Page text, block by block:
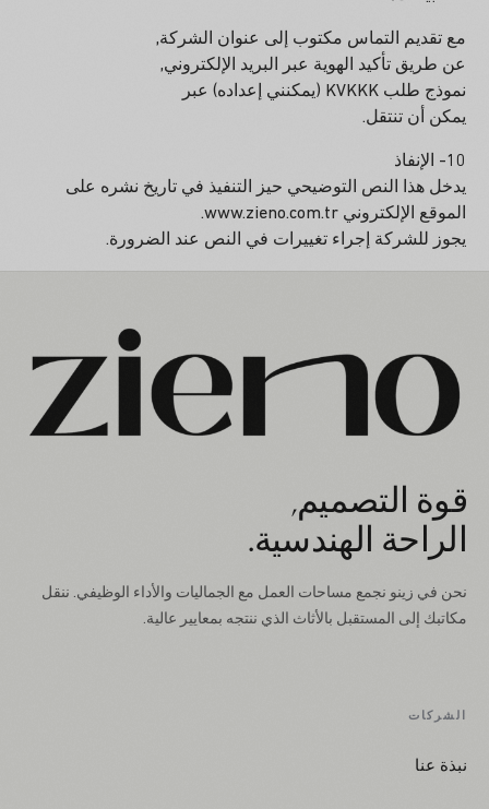
مع تقديم التماس مكتوب إلى عنوان الشركة,
عن طريق تأكيد الهوية عبر البريد الإلكتروني,
نموذج طلب KVKKK (يمكنني إعداده) عبر
يمكن أن تنتقل.
10- الإنفاذ
يدخل هذا النص التوضيحي حيز التنفيذ في تاريخ نشره على
الموقع الإلكتروني www.zieno.com.tr.
يجوز للشركة إجراء تغييرات في النص عند الضرورة.
قوة التصميم,
الراحة الهندسية.
نحن في زينو نجمع مساحات العمل مع الجماليات والأداء الوظيفي. ننقل
مكاتبك إلى المستقبل بالأثاث الذي ننتجه بمعايير عالية.
الشركات
نبذة عنا